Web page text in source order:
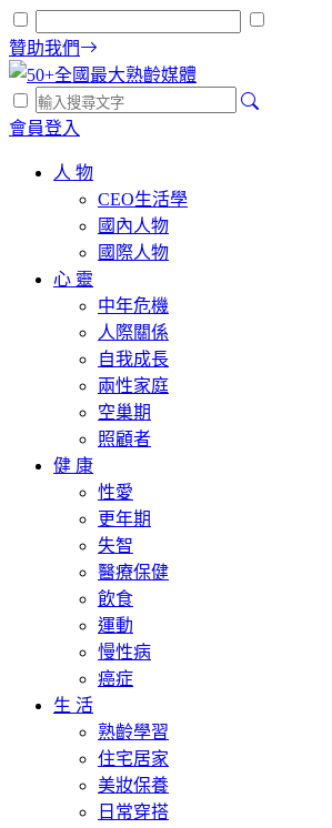
贊助我們
會員登入
人 物
CEO生活學
國內人物
國際人物
心 靈
中年危機
人際關係
自我成長
兩性家庭
空巢期
照顧者
健 康
性愛
更年期
失智
醫療保健
飲食
運動
慢性病
癌症
生 活
熟齡學習
住宅居家
美妝保養
日常穿搭